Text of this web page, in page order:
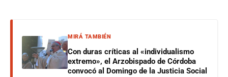
MIRÁ TAMBIÉN
Con duras críticas al «individualismo
extremo», el Arzobispado de Córdoba
convocó al Domingo de la Justicia Social